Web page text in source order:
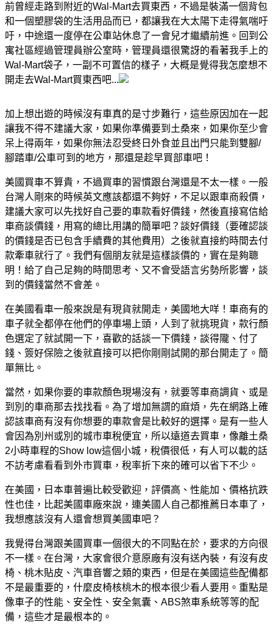
前曾經走路到附近的Wal-Mart去買東西，不過是裝滿一個背包
和一個塑膠袋的生活用品而已，都讓我在大太陽下走得氣喘吁
吁，中途還一度停在公車站休息了一會兒才繼續前進。回到公
寓社區經過管理員辦公室時，管理員還很驚訝的看著我手上的
Wal-Mart袋子，一副不可置信的樣子，大概是覺得我怎麼想不
開走去Wal-Mart買東西吧...
加上想出遊的時候沒有車真的是寸步難行，這些原因加在一起
讓我不得不建議大家，如果你準備要到土桑來，如果你至少會
呆上得兩年，如果你無法忍受終日外食並且出門只能到雙腳/
腳踏車/公車可到的地方，那還是趁早買部車吧！
美國買車不算貴，不過買車的習慣跟台灣還是不太一樣。一般
台灣人剛來的時候英文應該都還不夠好，不足以跟車商殺價，
建議大家可以先找好自己要的車款看好價錢，然後直接寫信給
車商談價錢，用寫的總比用講的簡單吧？談好價錢（要確認談
的價錢是否已包含手續費的其他費用）之後就直接約時間去付
款牽車就行了。我們有個朋友就是這樣談價的，實在是夠聰
明！給了自己足夠的時間思考、又不會受語言劣勢所影響，談
到的價錢當然不會差。
在美國看車一般來說是有現貨就開走，美國地大咩！車商有的
車子就全都停在他們的停車場上頭，人到了就挑現貨，款行顏
色選定了就試開一下，喜歡的話談一下價錢，談得隴、付了
錢、簽好保險之後就直接可以把你剛剛試開的那台開走了。簡
單無比。
當然，如果你要的車款顏色現場沒有，就要等車商調貨、或是
到別的車商那去找找看。為了增加無謂的麻煩，先在網路上確
認該車商有沒有你想要的車款會是比較好的選擇。是有一些人
會因為別州或別的城市車稅便宜，所以遠道去買車，像離土桑
2小時車程的Show low這個小城，稅價很低，有人可以載的話
不訪考慮看看到外市買車，稅率折下來的確可以省下不少。
在美國，日本車普遍比較受歡迎，評價高、性能加、價格抗跌
性也佳，比起美國車廠來說，連美國人自己都推薦日本車了，
我想應該沒有人還會想買美國車吧？
我覺得台灣跟美國買車一個很大的不同點在於，要求的方向很
不一樣。在台灣，大家會很介意原廠有沒有送內裝，有沒有皮
椅、桃木貼皮、汽車音響之類的東西，但是在美國這些配備都
不是最重要的，什麼皮椅核桃木的根本很少看人要用。重點是
像車子的性能、安全性、安全氣囊、ABS煞車系統等等的配
備，這些才是最根本的。